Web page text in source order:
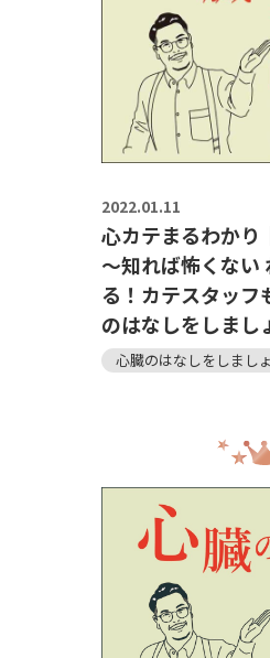
2022.01.11
心カテまるわか
～知れば怖くない
る！カテスタッフ
のはなしをしま
心臓のはなしをしまし